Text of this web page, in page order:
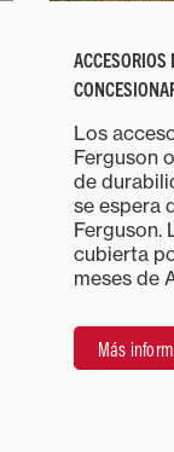
ACCESORIOS
Los
Ferguson
de
se espera
Ferguson.
cubierta
meses de
Más